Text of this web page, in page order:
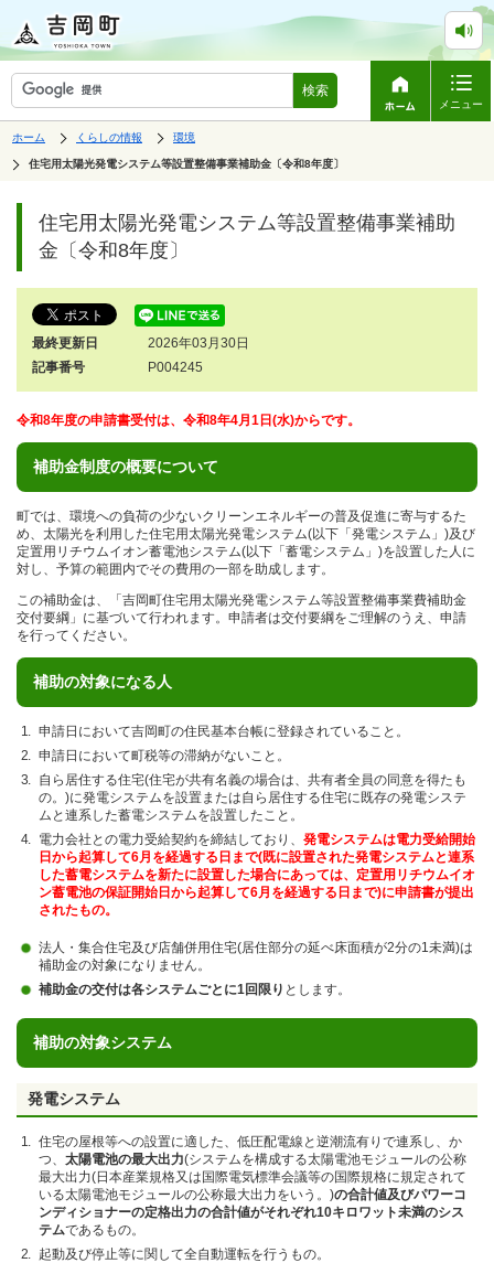
検索
メニュー
表
ペ
ジ
ホーム
中
の
くらしの情報
の
中
の
環境
の
住宅用太陽光発電システム等設置整備事業補助金〔令和8年度〕
す。
す。
住宅用太陽光発電システム等設置整備事業補助
金〔令和8年度〕
最終更新日
2026年03月30日
記事番号
P004245
令和8年度の申請書受付は、令和8年4月1日(水)からです。
補助金制度の概要について
町では、環境への負荷の少ないクリーンエネルギーの普及促進に寄与するた
め、太陽光を利用した住宅用太陽光発電システム(以下「発電システム」)及び
定置用リチウムイオン蓄電池システム(以下「蓄電システム」)を設置した人に
対し、予算の範囲内でその費用の一部を助成します。
この補助金は、「吉岡町住宅用太陽光発電システム等設置整備事業費補助金
交付要綱」に基づいて行われます。申請者は交付要綱をご理解のうえ、申請
を行ってください。
補助の対象になる人
申請日において吉岡町の住民基本台帳に登録されていること。
申請日において町税等の滞納がないこと。
自ら居住する住宅(住宅が共有名義の場合は、共有者全員の同意を得たも
の。)に発電システムを設置または自ら居住する住宅に既存の発電システ
ムと連系した蓄電システムを設置したこと。
電力会社との電力受給契約を締結しており、発電システムは電力受給開始
日から起算して6月を経過する日まで(既に設置された発電システムと連系
した蓄電システムを新たに設置した場合にあっては、定置用リチウムイオ
ン蓄電池の保証開始日から起算して6月を経過する日まで)に申請書が提出
されたもの。
法人・集合住宅及び店舗併用住宅(居住部分の延べ床面積が2分の1未満)は
補助金の対象になりません。
補助金の交付は各システムごとに1回限り とします。
補助の対象システム
発電システム
住宅の屋根等への設置に適した、低圧配電線と逆潮流有りで連系し、か
つ、太陽電池の最大出力(システムを構成する太陽電池モジュールの公称
最大出力(日本産業規格又は国際電気標準会議等の国際規格に規定されて
いる太陽電池モジュールの公称最大出力をいう。)の合計値及びパワーコ
ンディショナーの定格出力の合計値がそれぞれ10キロワット未満のシス
テムであるもの。
起動及び停止等に関して全自動運転を行うもの。